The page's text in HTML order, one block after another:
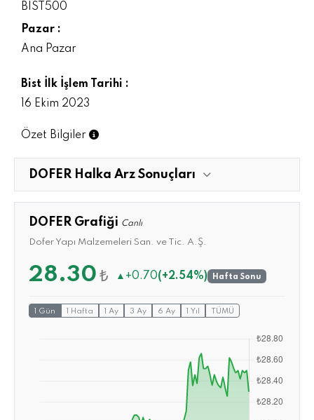
BIST500
Pazar :
Ana Pazar
Bist İlk İşlem Tarihi :
16 Ekim 2023
Özet Bilgiler
DOFER Halka Arz Sonuçları
DOFER Grafiği Canlı
Dofer Yapı Malzemeleri San. ve Tic. A.Ş.
28.30 ₺ ▲ +0.70(+2.54%) Hafta Sonu
1 Gün 1 Hafta 1 Ay 3 Ay 6 Ay 1 Yıl TÜMÜ